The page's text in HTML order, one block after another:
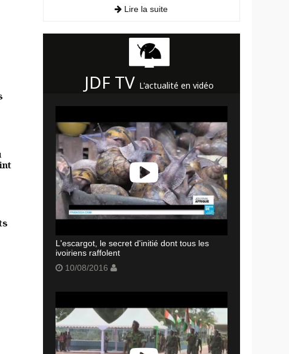
Lire la suite
JDF TV L'actualité en vidéo
L'escargot, le secret d'initié dont tous les
ivoiriens raffolent
10/08/2016